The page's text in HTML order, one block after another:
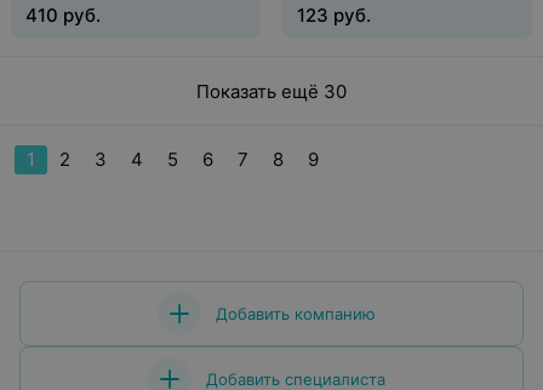
410 руб. 123 руб.
Показать ещё 30
1 2 3 4 5 6 7 8 9
Добавить компанию
Добавить специалиста